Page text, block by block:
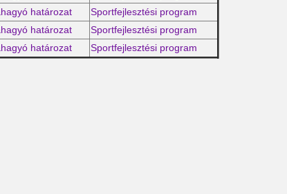
határozat
Sportfejlesztési program
határozat
Sportfejlesztési program
határozat Sportfejlesztési program